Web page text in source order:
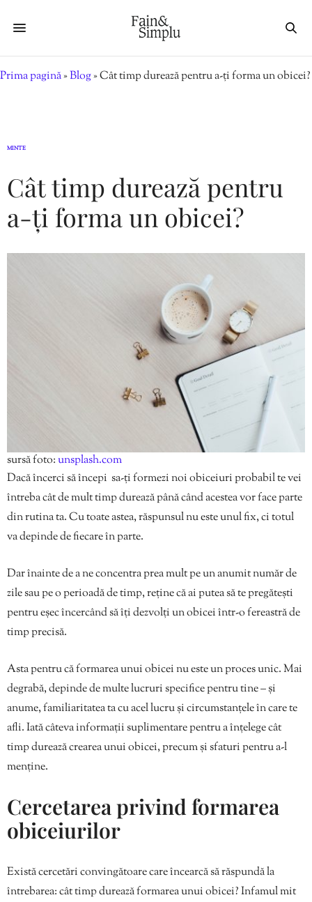
Prima pagină»Blog»Cât timp durează pentru a-ți forma un obicei?
MINTE
Cât timp durează pentru
a-ți forma un obicei?
sursă foto:unsplash.com
Dacă încerci să începi sa-ți formezi noi obiceiuri probabil te vei
întreba cât de mult timp durează până când acestea vor face parte
din rutina ta. Cu toate astea, răspunsul nu este unul fix, ci totul
va depinde de fiecare în parte.
Dar înainte de a ne concentra prea mult pe un anumit număr de
zile sau pe o perioadă de timp, reține că ai putea să te pregătești
pentru eșec încercând să îți dezvolți un obicei într-o fereastră de
timp precisă.
Asta pentru că formarea unui obicei nu este un proces unic. Mai
degrabă, depinde de multe lucruri specifice pentru tine – și
anume, familiaritatea ta cu acel lucru și circumstanțele în care te
afli. Iată câteva informații suplimentare pentru a înțelege cât
timp durează crearea unui obicei, precum și sfaturi pentru a-l
menține.
Cercetarea privind formarea
obiceiurilor
Există cercetări convingătoare care încearcă să răspundă la
întrebarea: cât timp durează formarea unui obicei? Infamul mit